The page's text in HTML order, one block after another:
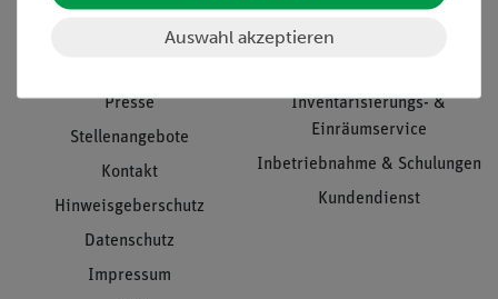
Unternehmen
Presse
Stellenangebote
Kontakt
Hinweisgeberschutz
Datenschutz
Impressum
Übersicht Service
Inventarisierungs- &
Einräumservice
Inbetriebnahme & Schulungen
Kundendienst
Auswahl akzeptieren